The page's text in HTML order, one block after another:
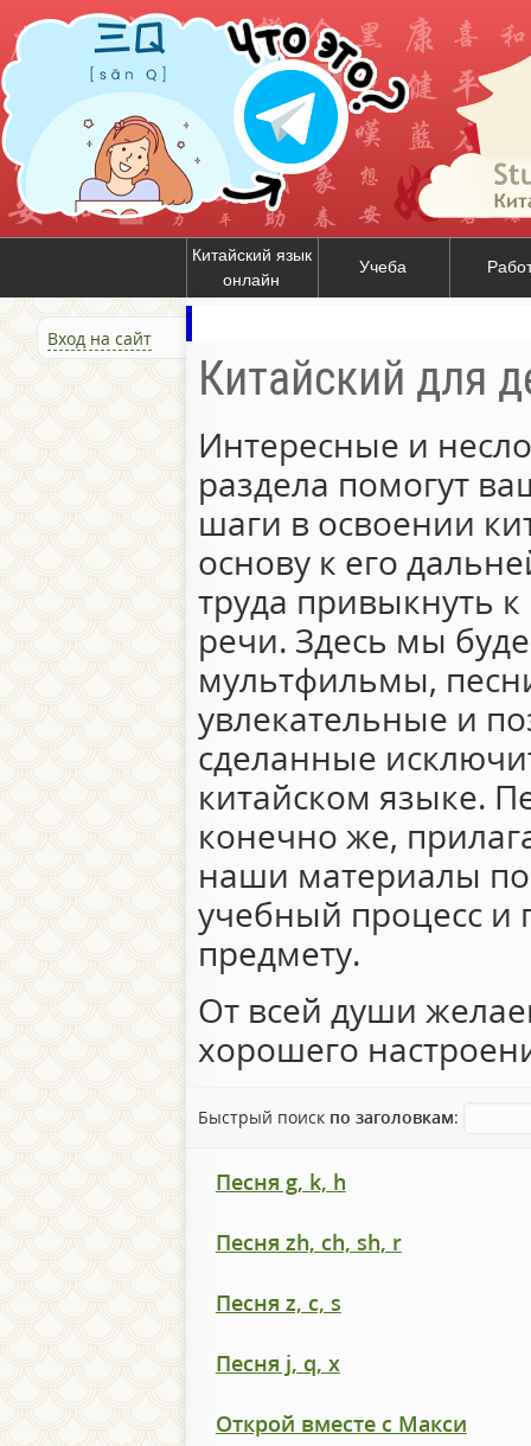
Китайский язык
онлайн
Учеба
Вход на сайт
Китайский для
Интересные и
раздела помогут
шаги в освоении
основу к его
труда привыкнуть
речи. Здесь мы
мультфильмы,
увлекательные и
сделанные
китайском языке.
конечно же,
наши материалы
учебный процесс и
предмету.
От всей души
хорошего
Быстрый поиск по заголовкам:
Песня g, k, h
Песня zh, ch, sh, r
Песня z, c, s
Песня j, q, x
Открой вместе с Макси